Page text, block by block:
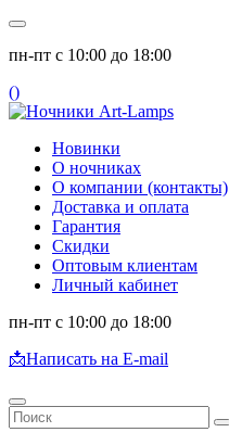
пн-пт с 10:00 до 18:00
()
Новинки
О ночниках
О компании (контакты)
Доставка и оплата
Гарантия
Скидки
Оптовым клиентам
Личный кабинет
пн-пт с 10:00 до 18:00
📩Написать на E-mail